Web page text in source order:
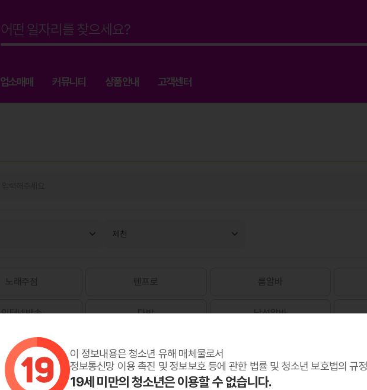
업소매매 커뮤니티 상품안내 고객센터
노래주점 텐프로 룸알바
인터넷방송 다방 남성알바
이 정보내용은 청소년 유해 매체물로서
정보통신망 이용 촉진 및 정보보호 등에 관한 법률 및 청소년 보호법의 규
19세 미만의 청소년은 이용할 수 없습니다.